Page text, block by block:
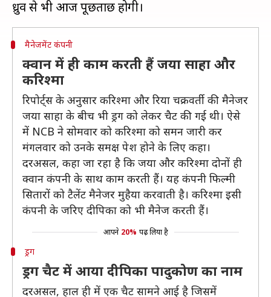
मैनेजमेंट कंपनी
क्वान में ही काम करती हैं जया साहा और
करिश्मा
रिपोर्ट्स के अनुसार करिश्मा और रिया चक्रवर्ती की मैनेजर
जया साहा के बीच भी ड्रग को लेकर चैट की गई थी। ऐसे
में NCB ने सोमवार को करिश्मा को समन जारी कर
मंगलवार को उनके समक्ष पेश होने के लिए कहा।
दरअसल, कहा जा रहा है कि जया और करिश्मा दोनों ही
क्वान कंपनी के साथ काम करती हैं। यह कंपनी फिल्मी
सितारों को टैलेंट मैनेजर मुहैया करवाती है। करिश्मा इसी
कंपनी के जरिए दीपिका को भी मैनेज करती हैं।
आपने 20% पढ़ लिया है
ड्रग
ड्रग चैट में आया दीपिका पादुकोण का नाम
दरअसल, हाल ही में एक चैट सामने आई है जिसमें